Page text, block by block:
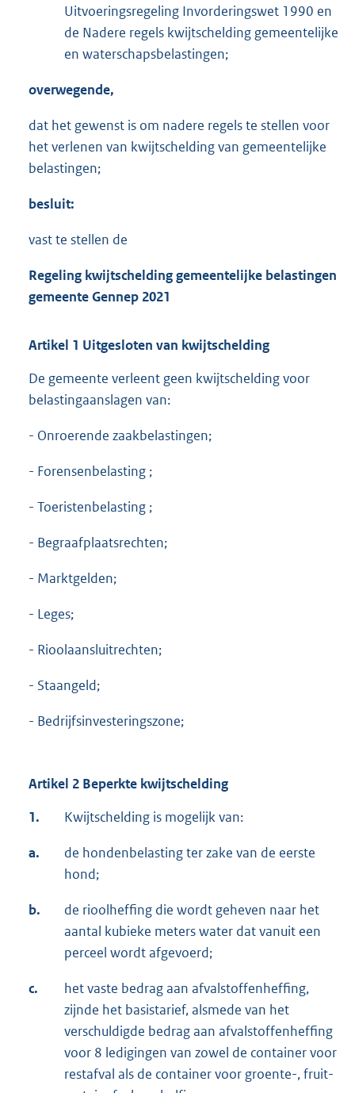
Uitvoeringsregeling Invorderingswet 1990 en
de Nadere regels kwijtschelding gemeentelijke
en waterschapsbelastingen;
overwegende,
dat het gewenst is om nadere regels te stellen voor
het verlenen van kwijtschelding van gemeentelijke
belastingen;
besluit:
vast te stellen de
Regeling kwijtschelding gemeentelijke belastingen
gemeente Gennep 2021
Artikel 1 Uitgesloten van kwijtschelding
De gemeente verleent geen kwijtschelding voor
belastingaanslagen van:
- Onroerende zaakbelastingen;
- Forensenbelasting ;
- Toeristenbelasting ;
- Begraafplaatsrechten;
- Marktgelden;
- Leges;
- Rioolaansluitrechten;
- Staangeld;
- Bedrijfsinvesteringszone;
Artikel 2 Beperkte kwijtschelding
1.
Kwijtschelding is mogelijk van:
a.
de hondenbelasting ter zake van de eerste
hond;
b.
de rioolheffing die wordt geheven naar het
aantal kubieke meters water dat vanuit een
perceel wordt afgevoerd;
c.
het vaste bedrag aan afvalstoffenheffing,
zijnde het basistarief, alsmede van het
verschuldigde bedrag aan afvalstoffenheffing
voor 8 ledigingen van zowel de container voor
restafval als de container voor groente-, fruit-